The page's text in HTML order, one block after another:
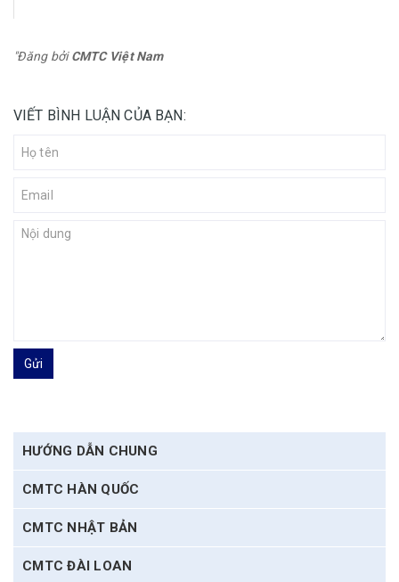
"Đăng bởiCMTC Việt Nam
VIẾT BÌNH LUẬN CỦA BẠN:
Gửi
HƯỚNG DẪN CHUNG
CMTC HÀN QUỐC
CMTC NHẬT BẢN
CMTC ĐÀI LOAN